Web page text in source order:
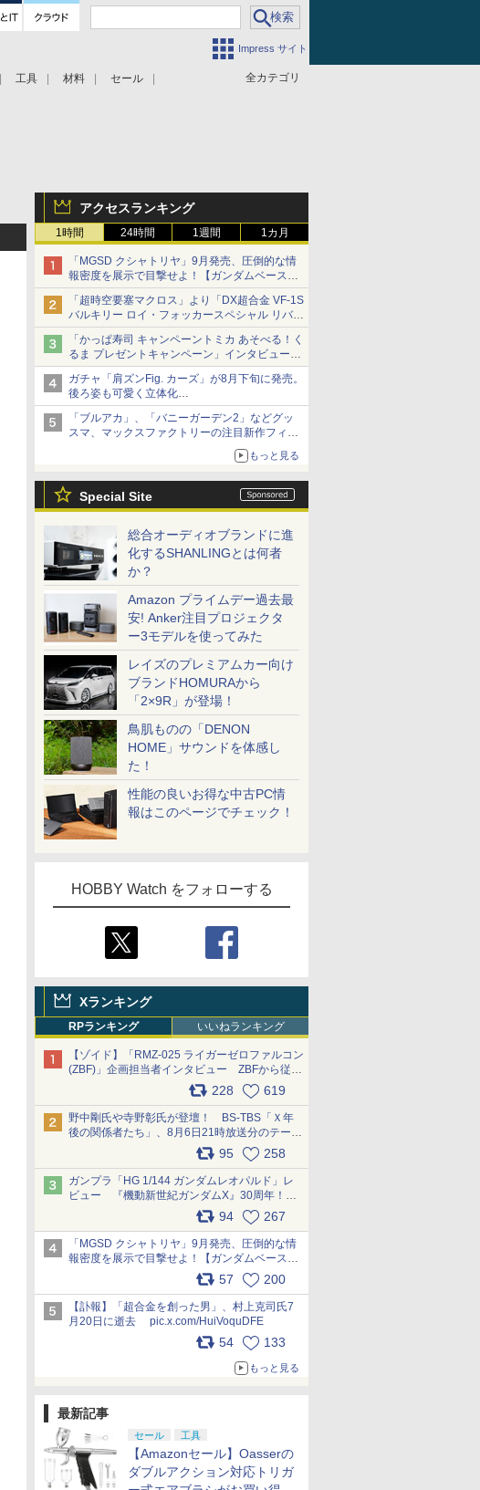
Impress サイト
全カテゴリ
工具 材料 セール
アクセスランキング
1時間 24時間 1週間 1カ月
「MGSD クシャトリヤ」9月発売、圧倒的な情
報密度を展示で目撃せよ！【ガンダムベース撮
り下ろし】
「超時空要塞マクロス」より「DX超合金 VF-1S
バルキリー ロイ・フォッカースペシャル リバイ
バルVer.」本日発売！
「かっぱ寿司 キャンペーントミカ あそべる！く
るま プレゼントキャンペーン」インタビュー
子どもが楽しめるかっぱ寿司ならではの体験と
コラボの楽しさを追求
ガチャ「肩ズンFig. カーズ」が8月下旬に発売。
後ろ姿も可愛く立体化
ライトニング・マックィーンやメーターなど4
種がラインナップ
「ブルアカ」、「バニーガーデン2」などグッ
スマ、マックスファクトリーの注目新作フィギ
ュアが展示【ホビーメーカー合同展示会】
もっと見る
Special Site
総合オーディオブランドに進
化するSHANLINGとは何者
か？
Amazon プライムデー過去最
安! Anker注目プロジェクタ
ー3モデルを使ってみた
レイズのプレミアムカー向け
ブランドHOMURAから
「2×9R」が登場！
鳥肌ものの「DENON
HOME」サウンドを体感し
た！
性能の良いお得な中古PC情
報はこのページでチェック！
HOBBY Watch をフォローする
Xランキング
RPランキング いいねランキング
【ゾイド】「RMZ-025 ライガーゼロファルコン
(ZBF)」企画担当者インタビュー ZBFから従来
デザインまで再現可能なボリューム満点のキッ
ト pic.x.com/6zOqQAQKkX
228 619
野中剛氏や寺野彰氏が登壇！ BS-TBS「Ｘ年
後の関係者たち」、8月6日21時放送分のテーマ
は「超合金」！ pic.x.com/uWyt1uyuFm
95 258
ガンプラ「HG 1/144 ガンダムレオパルド」レ
ビュー 『機動新世紀ガンダムX』30周年！イ
ンナーアームガトリングの変形機構まで再現し
最新フォーマットでキット化！
pic.x.com/nszPIDTpbg
94 267
「MGSD クシャトリヤ」9月発売、圧倒的な情
報密度を展示で目撃せよ！【ガンダムベース撮
り下ろし】 pic.x.com/3rPjsfk7qZ
57 200
【訃報】「超合金を創った男」、村上克司氏7
月20日に逝去 pic.x.com/HuiVoquDFE
54 133
もっと見る
最新記事
セール 工具
【Amazonセール】Oasserの
ダブルアクション対応トリガ